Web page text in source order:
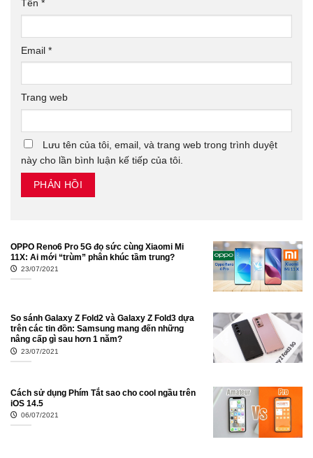
Tên *
Email *
Trang web
Lưu tên của tôi, email, và trang web trong trình duyệt
này cho lần bình luận kế tiếp của tôi.
OPPO Reno6 Pro 5G đọ sức cùng Xiaomi Mi
11X: Ai mới “trùm” phân khúc tầm trung?
23/07/2021
So sánh Galaxy Z Fold2 và Galaxy Z Fold3 dựa
trên các tin đồn: Samsung mang đến những
nâng cấp gì sau hơn 1 năm?
23/07/2021
Cách sử dụng Phím Tắt sao cho cool ngầu trên
iOS 14.5
06/07/2021